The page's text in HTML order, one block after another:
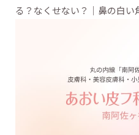
る？なくせない？｜鼻の白